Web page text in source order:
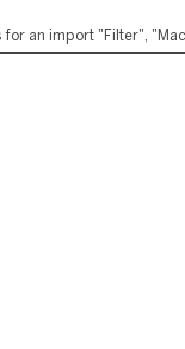
an import "Filter",